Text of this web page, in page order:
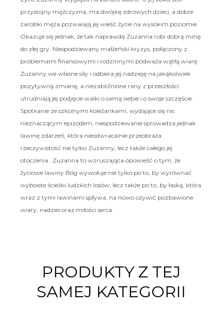
przystojny mężczyzna, ma dwójkę zdrowych dzieci, a dobre
zarobki męża pozwalają jej wieść życie na wysokim poziomie.
Okazuje się jednak, że tak naprawdę Zuzanna robi dobrą minę
do złej gry. Niespodziewany małżeński kryzys, połączony z
problemami finansowymi i rodzinnymi podważa wątłą wiarę
Zuzanny we własne siły i odbiera jej nadzieję na jakąkolwiek
pozytywną zmianę, a niezabliźnione rany z przeszłości
utrudniają jej podjęcie walki o samą siebie i o swoje szczęście.
Spotkanie ze szkolnymi koleżankami, wydające się nic
nieznaczącym epizodem, niespodziewanie sprowadza jednak
lawinę zdarzeń, która nieodwracalnie przeobraża
rzeczywistość nie tylko Zuzanny, lecz także całego jej
otoczenia...Zuzanna to wzruszająca opowieść o tym, że
życiowe lawiny Bóg wywołuje nie tylko po to, by wyrównać
wyboiste ścieżki ludzkich losów, lecz także po to, by łaską, która
wraz z tymi lawinami spływa, na nowo ożywić pozbawione
wiary, nadziei oraz miłości serca.
PRODUKTY Z TEJ
SAMEJ KATEGORII